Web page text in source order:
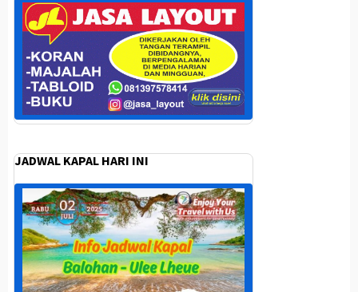
JADWAL KAPAL HARI INI